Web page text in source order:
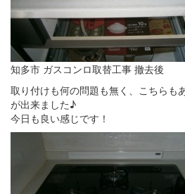
知多市 ガスコンロ取替工事 撤去後
取り付けも何の問題も無く、こちらも
が出来ました♪
今日も良い感じです！